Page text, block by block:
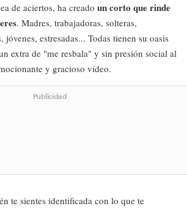
de aciertos, ha creado un corto que rinde
. Madres, trabajadoras, solteras,
jóvenes, estresadas... Todas tienen su oasis
extra de "me resbala" y sin presión social al
y gracioso vídeo.
Publicidad
te sientes identificada con lo que te